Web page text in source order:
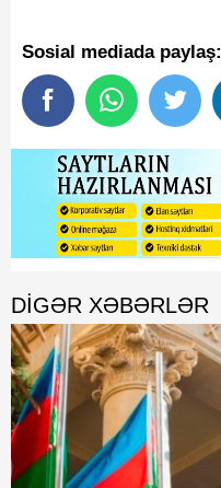
Sosial mediada paylaş:
DIGƏR XƏBƏRLƏR